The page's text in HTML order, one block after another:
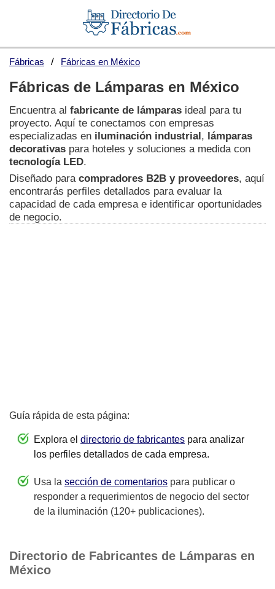
Fábricas Fábricas en México
Fábricas de Lámparas en México
Encuentra al fabricante de lámparas ideal para tu
proyecto. Aquí te conectamos con empresas
especializadas en iluminación industrial, lámparas
decorativas para hoteles y soluciones a medida con
tecnología LED.
Diseñado para compradores B2B y proveedores, aquí
encontrarás perfiles detallados para evaluar la
capacidad de cada empresa e identificar oportunidades
de negocio.
Guía rápida de esta página:
Explora el directorio de fabricantes para analizar
los perfiles detallados de cada empresa.
Usa la sección de comentarios para publicar o
responder a requerimientos de negocio del sector
de la iluminación (120+ publicaciones).
Directorio de Fabricantes de Lámparas en
México